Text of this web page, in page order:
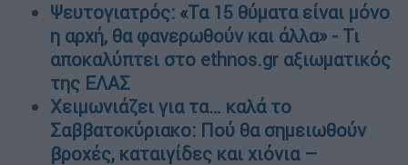
Ψευτογιατρός: «Τα 15 θύματα είναι μόνο
η αρχή, θα φανερωθούν και άλλα» - Τι
αποκαλύπτει στο ethnos.gr αξιωματικός
της ΕΛΑΣ
Χειμωνιάζει για τα… καλά το
Σαββατοκύριακο: Πού θα σημειωθούν
βροχές, καταιγίδες και χιόνια –